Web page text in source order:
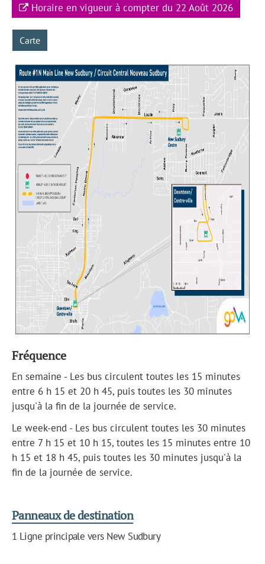
Horaire en vigueur à compter du 22 Août 2026
Carte
Fréquence
En semaine - Les bus circulent toutes les 15 minutes
entre 6 h 15 et 20 h 45, puis toutes les 30 minutes
jusqu'à la fin de la journée de service.
Le week-end - Les bus circulent toutes les 30 minutes
entre 7 h 15 et 10 h 15, toutes les 15 minutes entre 10
h 15 et 18 h 45, puis toutes les 30 minutes jusqu'à la
fin de la journée de service.
Panneaux de destination
1 Ligne principale vers New Sudbury